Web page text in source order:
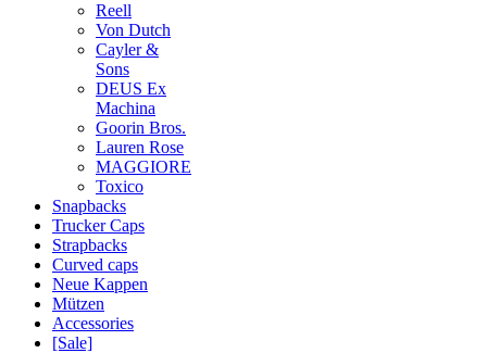
Reell
Von Dutch
Cayler &
Sons
DEUS Ex
Machina
Goorin Bros.
Lauren Rose
MAGGIORE
Toxico
Snapbacks
Trucker Caps
Strapbacks
Curved caps
Neue Kappen
Mützen
Accessories
[Sale]